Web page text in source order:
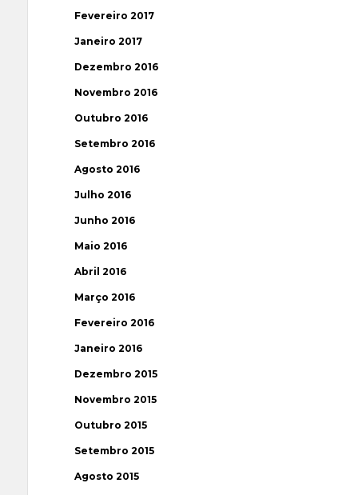
Fevereiro 2017
Janeiro 2017
Dezembro 2016
Novembro 2016
Outubro 2016
Setembro 2016
Agosto 2016
Julho 2016
Junho 2016
Maio 2016
Abril 2016
Março 2016
Fevereiro 2016
Janeiro 2016
Dezembro 2015
Novembro 2015
Outubro 2015
Setembro 2015
Agosto 2015